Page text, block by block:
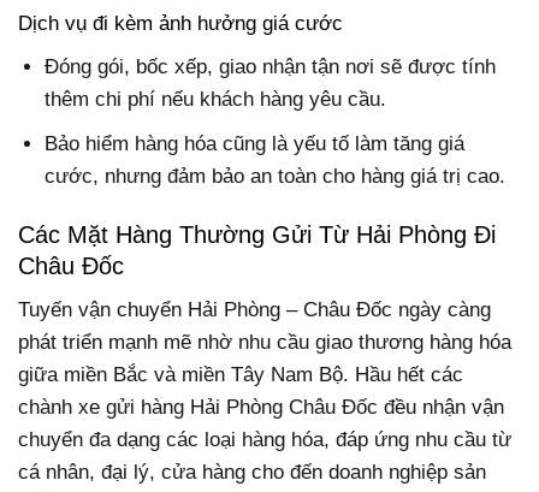
Dịch vụ đi kèm ảnh hưởng giá cước
Đóng gói, bốc xếp, giao nhận tận nơi sẽ được tính
thêm chi phí nếu khách hàng yêu cầu.
Bảo hiểm hàng hóa cũng là yếu tố làm tăng giá
cước, nhưng đảm bảo an toàn cho hàng giá trị cao.
Các Mặt Hàng Thường Gửi Từ Hải Phòng Đi
Châu Đốc
Tuyến vận chuyển Hải Phòng – Châu Đốc ngày càng
phát triển mạnh mẽ nhờ nhu cầu giao thương hàng hóa
giữa miền Bắc và miền Tây Nam Bộ. Hầu hết các
chành xe gửi hàng Hải Phòng Châu Đốc đều nhận vận
chuyển đa dạng các loại hàng hóa, đáp ứng nhu cầu từ
cá nhân, đại lý, cửa hàng cho đến doanh nghiệp sản